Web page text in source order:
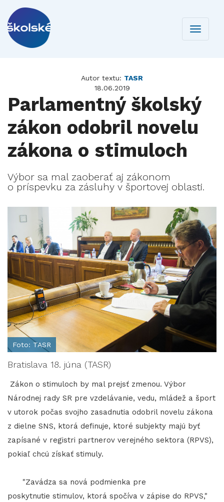
Toggle
Autor textu: TASR
18.06.2019
Parlamentný školský
zákon odobril novelu
zákona o stimuloch
Výbor sa mal zaoberať aj zákonom
o príspevku za zásluhy v športovej oblasti.
Foto: TASR
Bratislava 18. júna (TASR)
Zákon o stimuloch by mal prejsť zmenou. Výbor
Národnej rady SR pre vzdelávanie, vedu, mládež a šport
v utorok počas svojho zasadnutia odobril novelu zákona
z dielne SNS, ktorá definuje, ktoré subjekty majú byť
zapísané v registri partnerov verejného sektora (RPVS),
pokiaľ chcú získať stimuly.
"Zavádza sa nová podmienka pre
poskytnutie stimulov, ktorá spočíva v zápise do RPVS,"